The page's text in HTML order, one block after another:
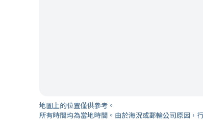
地圖上的位置僅供參考。
所有時間均為當地時間。由於海況或郵輪公司原因，